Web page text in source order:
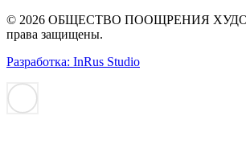
© 2026 ОБЩЕСТВО ПООЩРЕНИЯ
права защищены.
Разработка: InRus Studio